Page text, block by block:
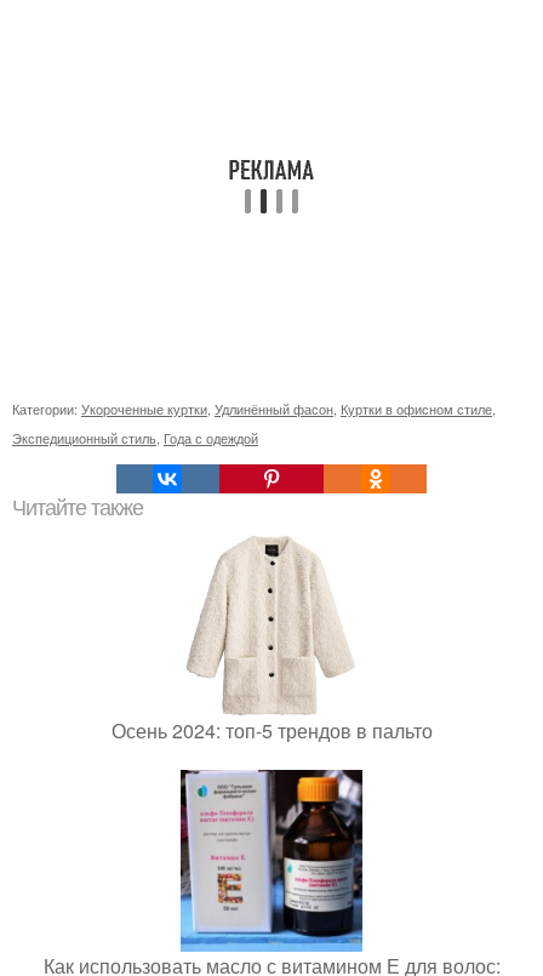
Категории: Укороченные куртки Удлинённый фасон Куртки в офисном стиле
Экспедиционный стиль Года с одеждой
Читайте также
Осень 2024: топ-5 трендов в пальто
Как использовать масло с витамином Е для волос: